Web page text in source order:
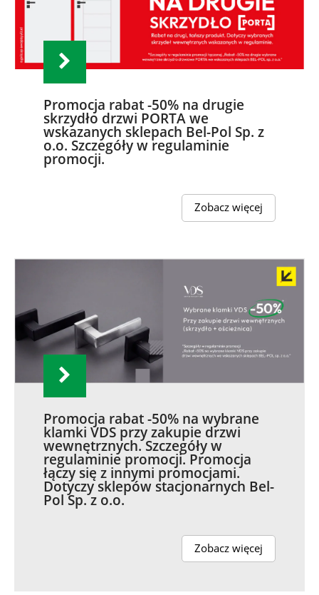
Promocja rabat -50% na drugie
skrzydło drzwi PORTA we
wskazanych sklepach Bel-Pol Sp. z
o.o. Szczegóły w regulaminie
promocji.
Zobacz więcej
Promocja rabat -50% na wybrane
klamki VDS przy zakupie drzwi
wewnętrznych. Szczegóły w
regulaminie promocji. Promocja
łączy się z innymi promocjami.
Dotyczy sklepów stacjonarnych Bel-
Pol Sp. z o.o.
Zobacz więcej